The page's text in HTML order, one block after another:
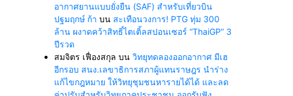
อากาศยานแบบยั่งยืน (SAF) สำหรับเที่ยวบิน
ปฐมฤกษ์ ก้า บน สะเทือนวงการ! PTG ทุ่ม 300
ล้าน ผงาดคว้าสิทธิ์ไตเติ้ลสปอนเซอร์ “ThaiGP” 3
ปีรวด
สมจิตร เฟื่องสกุล บน วิทยุทดลองออกอากาศ มีเฮ
อีกรอบ สนง.เลขาธิการสภาผู้แทนราษฎร นำร่าง
แก้ไขกฎหมาย ให้วิทยุชุมชนหารายได้ได้ และลด